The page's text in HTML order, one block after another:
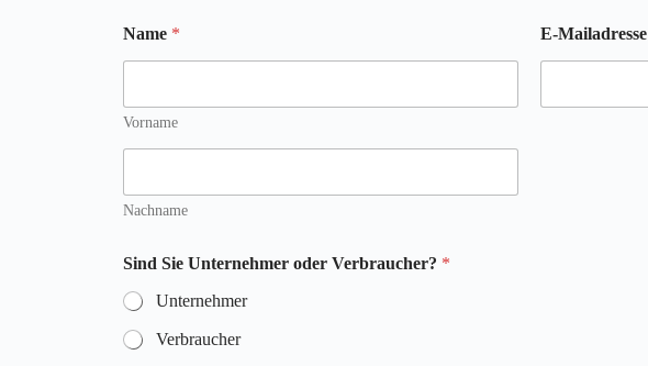
Name *
Vorname
Nachname
E-Mailadresse
Sind Sie Unternehmer oder Verbraucher? *
Unternehmer
Verbraucher